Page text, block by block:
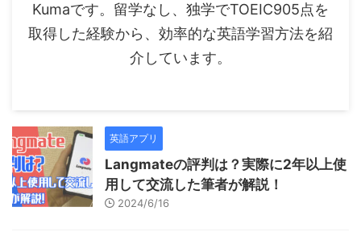
Kumaです。留学なし、独学でTOEIC905点を
取得した経験から、効率的な英語学習方法を紹
介しています。
英語アプリ
Langmateの評判は？実際に2年以上使
用して交流した筆者が解説！
2024/6/16